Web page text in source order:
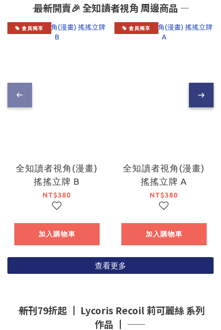
―― 最新開賣🎉 全知讀者視角 周邊商品 ―
會員獨享
全知讀者視角(漫畫)
搖搖立牌 B
NT$380
加入購物車
會員獨享
全知讀者視角(漫畫)
搖搖立牌 A
NT$380
加入購物車
查看更多
―― 新刊79折起 ┃ Lycoris Recoil 莉可麗絲 系列
作品 ┃ ――